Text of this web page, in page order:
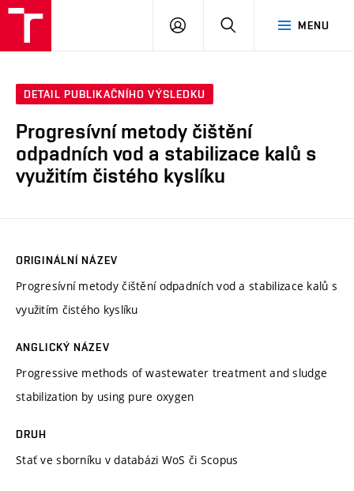
MENU
PŘIHLÁSIT
DETAIL PUBLIKAČNÍHO VÝSLEDKU
Progresívní metody čištění
odpadních vod a stabilizace kalů s
využitím čistého kyslíku
ORIGINÁLNÍ NÁZEV
Progresívní metody čištění odpadních vod a stabilizace kalů s
využitím čistého kyslíku
ANGLICKÝ NÁZEV
Progressive methods of wastewater treatment and sludge
stabilization by using pure oxygen
DRUH
Stať ve sborníku v databázi WoS či Scopus